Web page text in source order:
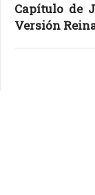
Capítulo de
Versión